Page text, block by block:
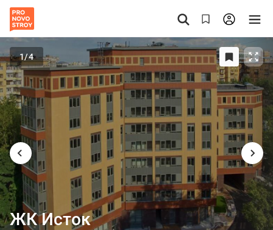
1/4
ЖК Исток